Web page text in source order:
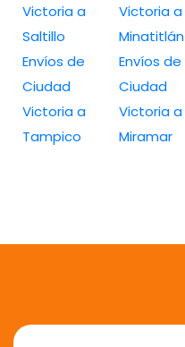
Victoria a
Saltillo
Envíos de
Ciudad
Victoria a
Tampico
Victoria a
Minatitlán
Envíos de
Ciudad
Victoria a
Miramar